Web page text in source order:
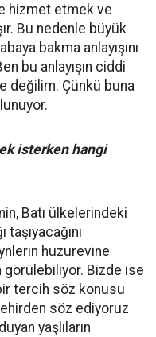
hizmet etmek ve
Bu nedenle büyük
bakma anlayışını
bu anlayışın ciddi
değilim. Çünkü buna
isterken hangi
Batı ülkelerindeki
taşıyacağını
huzurevine
Bizde ise
tercih söz konusu
söz ediyoruz
yaşlıların